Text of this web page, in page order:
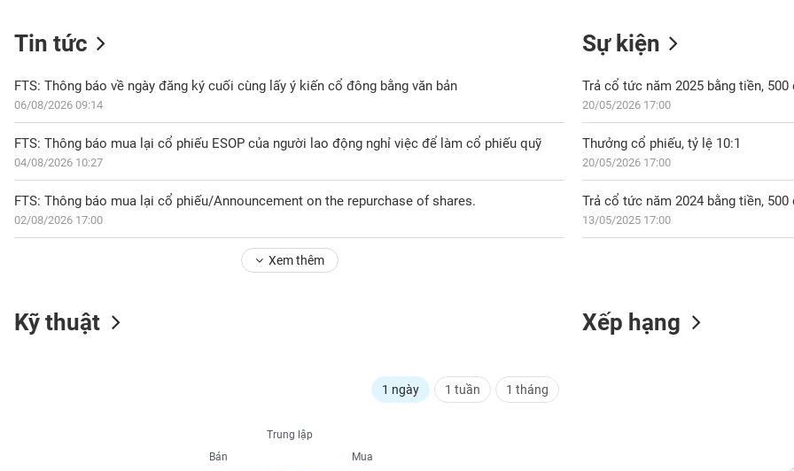
Tin tức
FTS: Thông báo về ngày đăng ký cuối cùng lấy ý kiến cổ đông bằng văn bản
06/08/2026 09:14
FTS: Thông báo mua lại cổ phiếu ESOP của người lao động nghỉ việc để làm cổ phiếu quỹ
04/08/2026 10:27
FTS: Thông báo mua lại cổ phiếu/Announcement on the repurchase of shares.
02/08/2026 17:00
Xem thêm
Sự kiện
Trả cổ tức năm 2025 bằng tiền, 500
20/05/2026 17:00
Thưởng cổ phiếu, tỷ lệ 10:1
20/05/2026 17:00
Trả cổ tức năm 2024 bằng tiền, 500
13/05/2025 17:00
Kỹ thuật
1 ngày 1 tuần 1 tháng
Trung lập
Mua
Bán
Xếp hạng
DOANH
NGHIỆP
CỔ
PHIẾU
SINH